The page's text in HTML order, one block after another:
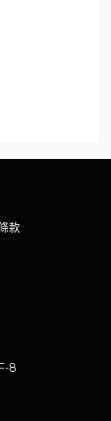
款
8